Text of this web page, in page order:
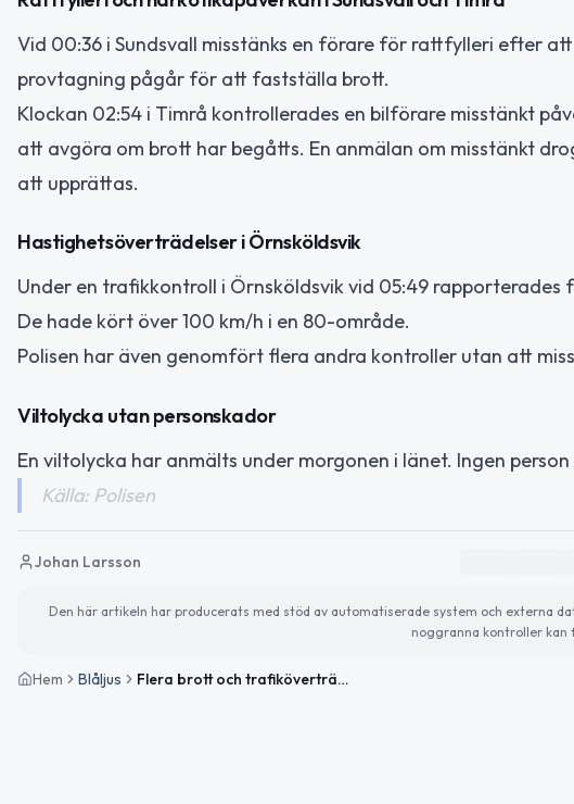
Vid 00:36 i Sundsvall misstänks en förare för rattfylleri efter
provtagning pågår för att fastställa brott.
Klockan 02:54 i Timrå kontrollerades en bilförare misstänkt
att avgöra om brott har begåtts. En anmälan om misstänkt
att upprättas.
Hastighetsöverträdelser i Örnsköldsvik
Under en trafikkontroll i Örnsköldsvik vid 05:49
De hade kört över 100 km/h i en 80-område.
Polisen har även genomfört flera andra kontroller utan att
Viltolycka utan personskador
En viltolycka har anmälts under morgonen i länet. Ingen
Källa: Polisen
Johan Larsson
Den här artikeln har producerats med stöd av automatiserade system och externa
noggranna kontroller kan
Hem Blåljus Flera brott och trafiköverträdelser rapporterade i Västernorrlands län under natten